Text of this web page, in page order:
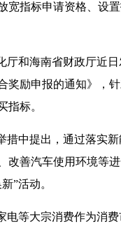
宽指标申请资格、设
厅和海南省财政厅近
奖励申报的通知》，
指标。
措中提出，通过落实
改善汽车使用环境等
”活动。
电等大宗消费作为消